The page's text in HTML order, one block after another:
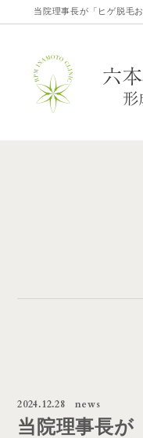
当院理事長が「ヒゲ脱毛
2024.12.28 news
当院理事長